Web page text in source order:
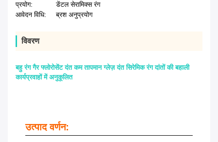
प्रयोग:
डेंटल सेरामिक्स रंग
आवेदन विधि:
ब्रश अनुप्रयोग
विवरण
बहु रंग गैर फ्लोरोसेंट दंत कम तापमान ग्लेज़ दंत सिरेमिक रंग दांतों की बहाली
कार्यप्रवाहों में अनुकूलित
उत्पाद वर्णन: